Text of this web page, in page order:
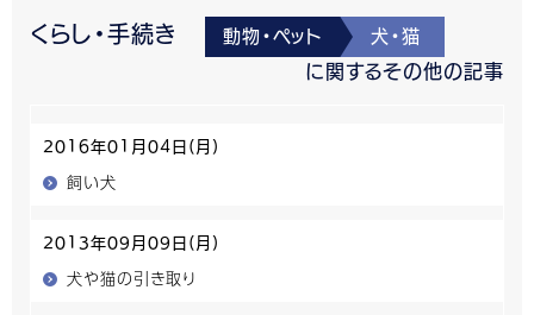
くらし・手続き 動物・ペット 犬・猫
に関するその他の記事
2016年01月04日(月)
飼い犬
2013年09月09日(月)
犬や猫の引き取り